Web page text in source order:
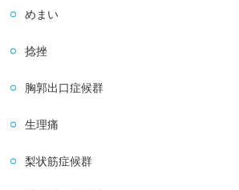
めまい
捻挫
胸郭出口症候群
生理痛
梨状筋症候群